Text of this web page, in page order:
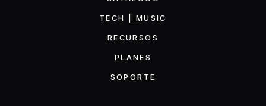
TECH | MUSIC
RECURSOS
PLANES
SOPORTE